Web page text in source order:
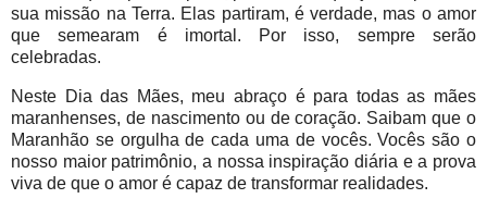
sua missão na Terra. Elas partiram, é verdade, mas o amor
que semearam é imortal. Por isso, sempre serão
celebradas.
Neste Dia das Mães, meu abraço é para todas as mães
maranhenses, de nascimento ou de coração. Saibam que o
Maranhão se orgulha de cada uma de vocês. Vocês são o
nosso maior patrimônio, a nossa inspiração diária e a prova
viva de que o amor é capaz de transformar realidades.